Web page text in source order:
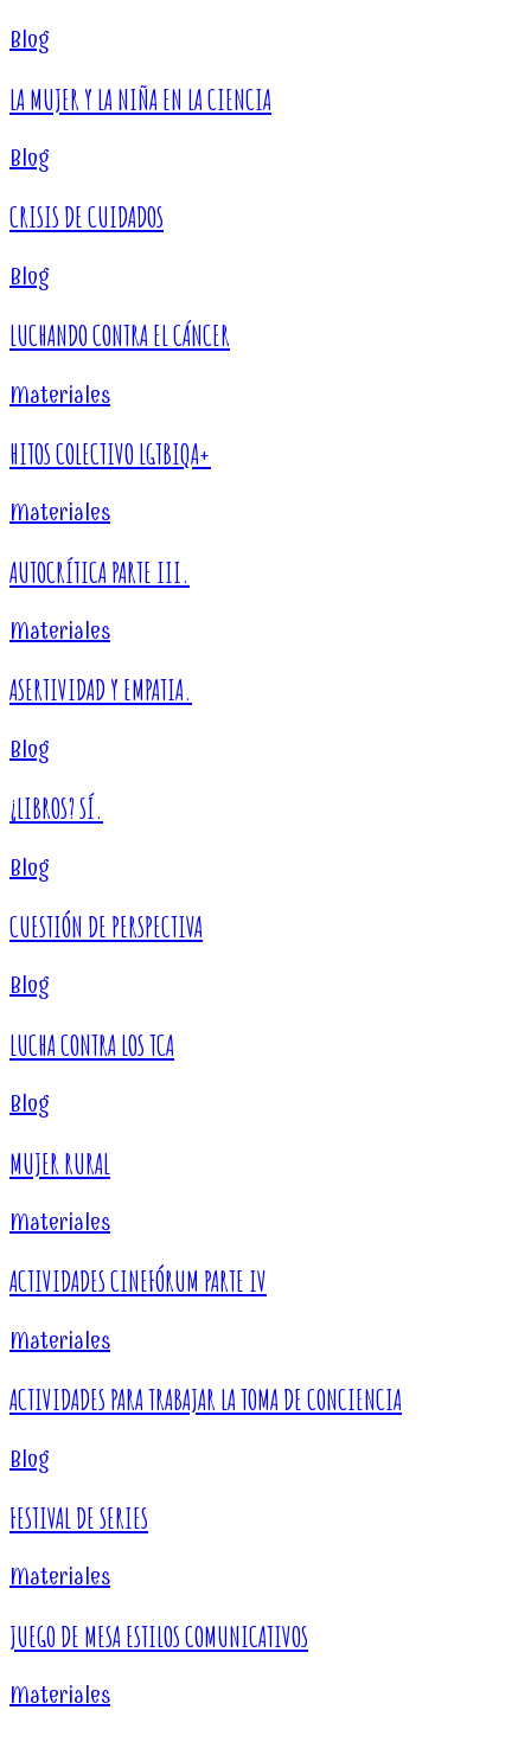
Blog
LA MUJER Y LA NIÑA EN LA CIENCIA
Blog
CRISIS DE CUIDADOS
Blog
LUCHANDO CONTRA EL CÁNCER
Materiales
HITOS COLECTIVO LGTBIQA+
Materiales
AUTOCRÍTICA PARTE III.
Materiales
ASERTIVIDAD Y EMPATIA.
Blog
¿LIBROS? SÍ.
Blog
CUESTIÓN DE PERSPECTIVA
Blog
LUCHA CONTRA LOS TCA
Blog
MUJER RURAL
Materiales
ACTIVIDADES CINEFÓRUM PARTE IV
Materiales
ACTIVIDADES PARA TRABAJAR LA TOMA DE CONCIENCIA
Blog
FESTIVAL DE SERIES
Materiales
JUEGO DE MESA ESTILOS COMUNICATIVOS
Materiales